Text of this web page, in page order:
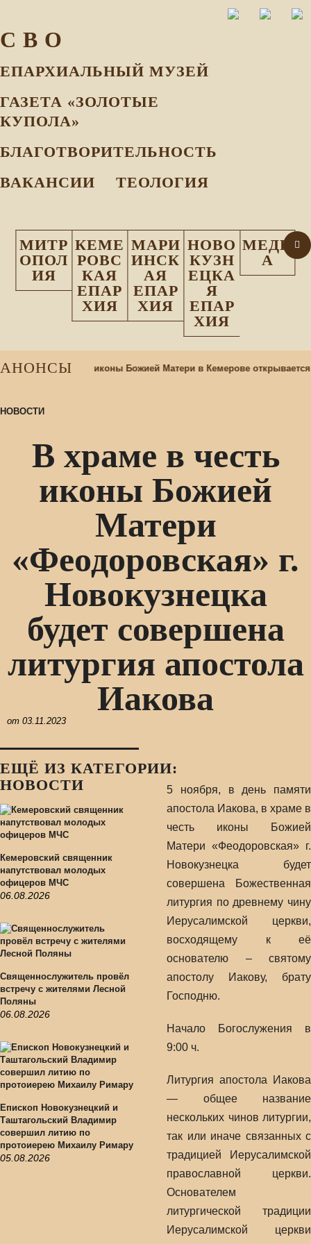
С В О
ЕПАРХИАЛЬНЫЙ МУЗEЙ
ГАЗЕТА «ЗОЛОТЫЕ
КУПОЛА»
БЛАГОТВОРИТЕЛЬНОСТЬ
ВАКАНСИИ
ТЕОЛОГИЯ
МИТР
ОПОЛ
ИЯ
КЕМЕ
РОВС
КАЯ
ЕПАР
ХИЯ
МАРИ
ИНСК
АЯ
ЕПАР
ХИЯ
НОВО
КУЗН
ЕЦКА
Я
ЕПАР
ХИЯ
МЕДИ
А
АНОНСЫ
храме Казанской иконы Божией Матери в Кемерове открывается
НОВОСТИ
В храме в честь
иконы Божией
Матери
«Феодоровская» г.
Новокузнецка
будет совершена
литургия апостола
Иакова
от 03.11.2023
ЕЩЁ ИЗ КАТЕГОРИИ:
НОВОСТИ
Кемеровский священник
напутствовал молодых
офицеров МЧС
06.08.2026
Священнослужитель провёл
встречу с жителями Лесной
Поляны
06.08.2026
Епископ Новокузнецкий и
Таштагольский Владимир
совершил литию по
протоиерею Михаилу Римару
05.08.2026
5 ноября, в день памяти
апостола Иакова, в храме в
честь иконы Божией
Матери «Феодоровская» г.
Новокузнецка будет
совершена Божественная
литургия по древнему чину
Иерусалимской церкви,
восходящему к её
основателю – святому
апостолу Иакову, брату
Господню.
Начало Богослужения в
9:00 ч.
Литургия апостола Иакова
— общее название
нескольких чинов литургии,
так или иначе связанных с
традицией Иерусалимской
православной церкви.
Основателем
литургической традиции
Иерусалимской церкви